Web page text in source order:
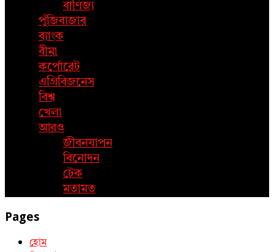
বাণিজ্য
পুঁজিবাজার
ব্যাংক
বীমা
কর্পোরেট
এগ্রিবিজনেস
বিশ্ব
খেলা
আরও
জীবনযাপন
বিনোদন
টেক
মতামত
Pages
হোম